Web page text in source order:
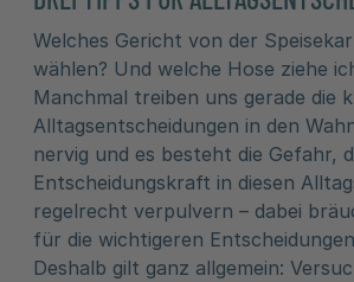
Welches Gericht von der
wählen? Und welche Hose ziehe
Manchmal treiben uns gerade die
Alltagsentscheidungen in den
nervig und es besteht die Gefahr,
Entscheidungskraft in diesen
regelrecht verpulvern – dabei
für die wichtigeren
Deshalb gilt ganz allgemein: